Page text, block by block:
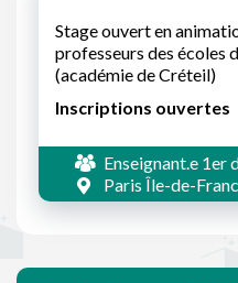
Stage ouvert en
professeurs des écoles
(académie de Créteil)
Inscriptions ouvertes
Enseignant.e 1er
Paris Île-de-